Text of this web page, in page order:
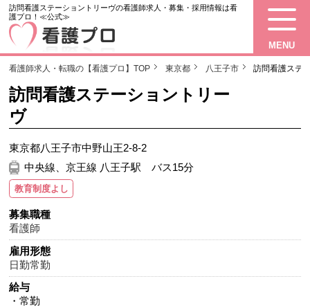
訪問看護ステーショントリーヴの看護師求人・募集・採用情報は看
護プロ！≪公式≫
MENU
看護師求人・転職の【看護プロ】TOP 東京都 八王子市 訪問看護ステ
訪問看護ステーショントリー
ヴ
東京都八王子市中野山王2-8-2
中央線、京王線 八王子駅 バス15分
教育制度よし
募集職種
看護師
雇用形態
日勤常勤
給与
・常勤